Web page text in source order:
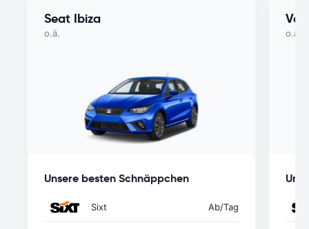
Seat Ibiza
o.ä.
Unsere besten Schnäppchen
Sixt Ab/Tag
o.ä.